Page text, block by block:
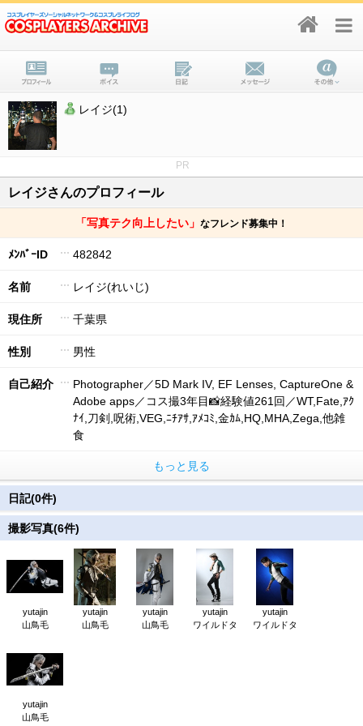
レイジ(1)
PR
レイジさんのプロフィール
「写真テク向上したい」 なフレンド募集中！
ﾒﾝﾊﾞｰID 482842
名前 レイジ(れいじ)
現住所 千葉県
性別 男性
自己紹介
Photographer／5D Mark IV, EF Lenses, CaptureOne &
Adobe apps／コス撮3年目📸経験値261回／WT,Fate,ｱｸ
ﾅｲ,刀剣,呪術,VEG,ﾆﾁｱｻ,ｱﾒｺﾐ,金ｶﾑ,HQ,MHA,Zega,他雑
食
もっと見る
日記(0件)
撮影写真(6件)
yutajin
山鳥毛
yutajin
山鳥毛
yutajin
山鳥毛
yutajin
ワイルドタ
yutajin
ワイルドタ
yutajin
山鳥毛